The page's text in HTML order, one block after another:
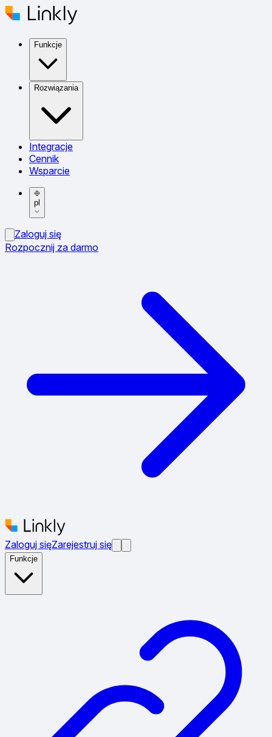
Funkcje
Rozwiązania
Integracje
Cennik
Wsparcie
pl
Zaloguj się
Rozpocznij za darmo
Zaloguj sięZarejestruj się
Funkcje